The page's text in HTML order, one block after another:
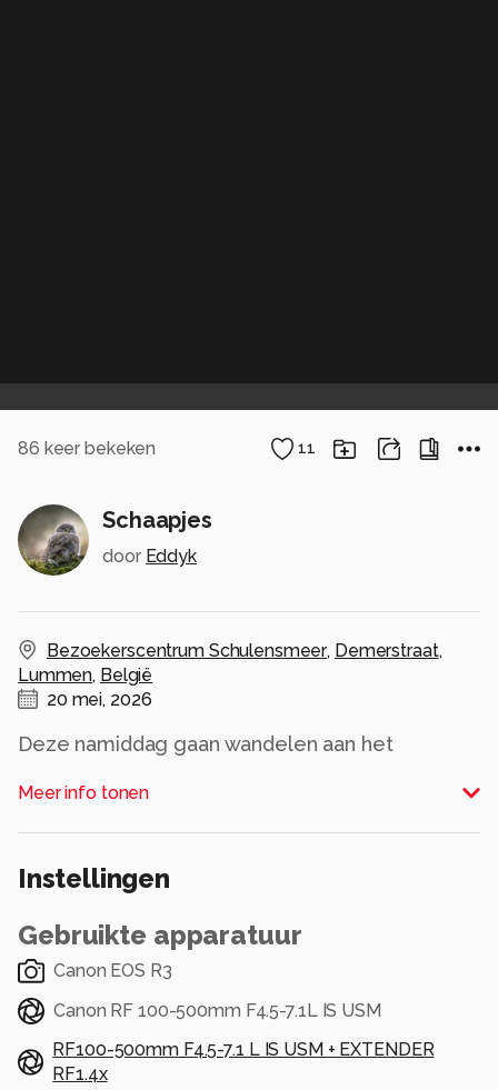
86 keer bekeken 11
Schaapjes
door Eddyk
Bezoekerscentrum Schulensmeer, Demerstraat,
Lummen, België
20 mei, 2026
Deze namiddag gaan wandelen aan het
kunnen uitwaaien. De schapen die de berm en
weilanden eromheen onderhouden zijn ook
van genomen.
Alle rechten voorbehouden
Meer info tonen
Instellingen
Gebruikte apparatuur
Canon EOS R3
Canon RF 100-500mm F4.5-7.1L IS USM
RF100-500mm F4.5-7.1 L IS USM + EXTENDER
RF1.4x